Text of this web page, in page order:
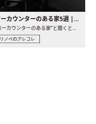
バーカウンターのある家5選 | 日常に馴染む“距離の近い”キッチンとは
“バーカウンターのある家”と聞くと、少し特別な、大人のための..
リノベのアレコレ